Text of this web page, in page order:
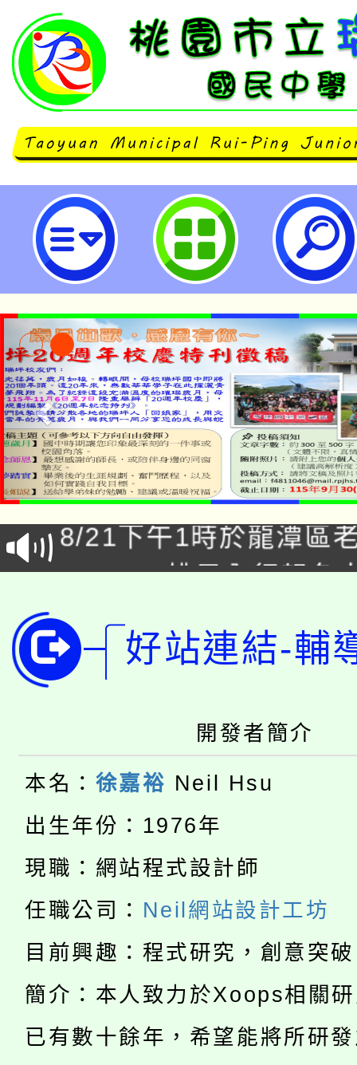
neilrpjhstyc網站設計者：徐嘉
「本色祭」8/29、30在
場熱烈登場!
8/21下午1時於龍潭區
徵才活動。
YOUNG桃局內行報名
開!
115年桃園市運動會8/
桃園市低收入戶享有免
視費優惠，中低收入戶
半價優惠，詳情可洽有
者。
大園自造教育及科技
份教師增能研習
大溪自造教育及科技中
份教師研習
會115年食農教育專業人
「本色祭」8/29、30在
場熱烈登場!
8/21下午1時於龍潭區
徵才活動。
YOUNG桃局內行報名
局官網。
8月14至27日，桃園電
開!
115年桃園市運動會8/
好站連結-輔
開發者簡介
本名： 徐嘉裕 Neil Hsu
出生年份：1976年
現職：網站程式設計師
任職公司： Neil網站設計工坊
目前興趣：程式研究，創意突
簡介：本人致力於Xoops相關
已有數十餘年，希望能將所研